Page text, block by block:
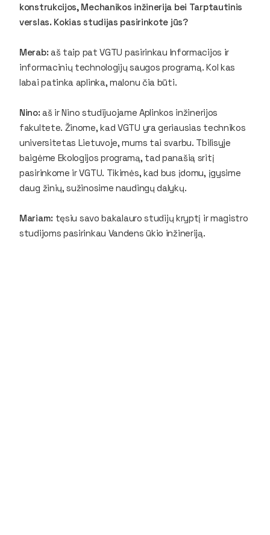
konstrukcijos, Mechanikos inžinerija bei Tarptautinis
verslas. Kokias studijas pasirinkote jūs?
Merab:aš taip pat VGTU pasirinkau Informacijos ir
informacinių technologijų saugos programą. Kol kas
labai patinka aplinka, malonu čia būti.
Nino:aš ir Nino studijuojame Aplinkos inžinerijos
fakultete. Žinome, kad VGTU yra geriausias technikos
universitetas Lietuvoje, mums tai svarbu. Tbilisyje
baigėme Ekologijos programą, tad panašią sritį
pasirinkome ir VGTU. Tikimės, kad bus įdomu, įgysime
daug žinių, sužinosime naudingų dalykų.
Mariam:tęsiu savo bakalauro studijų kryptį ir magistro
studijoms pasirinkau Vandens ūkio inžineriją.